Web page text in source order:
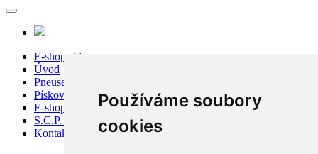
Používáme soubory
cookies
E-shop sidecar
Úvod
Pneuservis
Pískování
E-shop
S.C.P. Moto
Kontakty